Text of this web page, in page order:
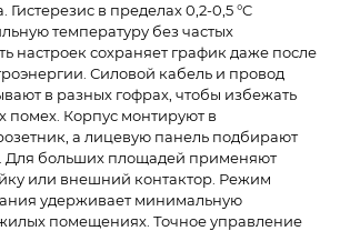
в пределах 0,2-0,5 °C
температуру без частых
настроек сохраняет график даже после
Силовой кабель и провод
в разных гофрах, чтобы избежать
помех. Корпус монтируют в
а лицевую панель подбирают
Для больших площадей применяют
или внешний контактор. Режим
удерживает минимальную
помещениях. Точное управление